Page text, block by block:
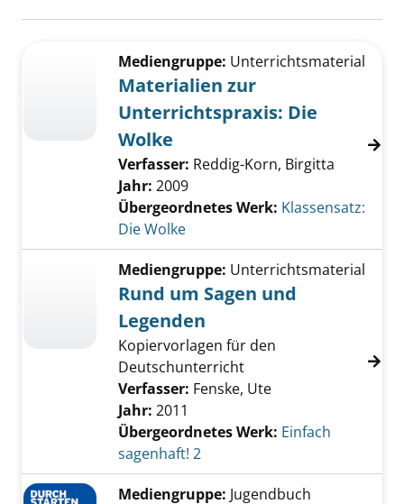
Zu den Suchfiltern springen
Mediengruppe: Unterrichtsmaterial
Materialien zur
Unterrichtspraxis: Die
Wolke
Verfasser: Reddig-Korn, Birgitta
Jahr: 2009
Übergeordnetes Werk: Klassensatz:
Die Wolke
Mediengruppe: Unterrichtsmaterial
Rund um Sagen und
Legenden
Kopiervorlagen für den
Deutschunterricht
Verfasser: Fenske, Ute
Jahr: 2011
Übergeordnetes Werk: Einfach
sagenhaft! 2
Mediengruppe: Jugendbuch